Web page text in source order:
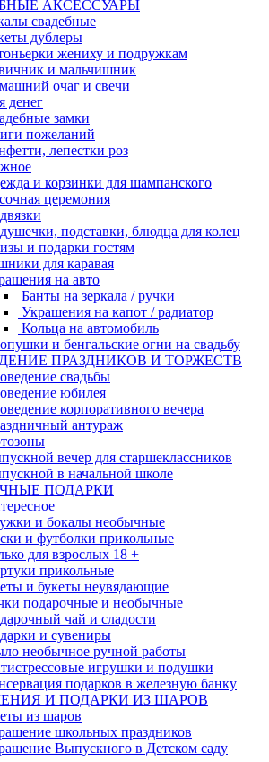
АКСЕССУАРЫ
свадебные
дублеры
жениху и подружкам
и мальчишник
очаг и свечи
денег
замки
пожеланий
лепестки роз
и корзинки для шампанского
церемония
подставки, блюдца для колец
и подарки гостям
для каравая
на авто
Банты на зеркала / ручки
Украшения на капот / радиатор
Кольца на автомобиль
и бенгальские огни на свадьбу
ПРАЗДНИКОВ И ТОРЖЕСТВ
свадьбы
юбилея
корпоративного вечера
антураж
вечер для старшеклассников
в начальной школе
ПОДАРКИ
и бокалы необычные
и футболки прикольные
для взрослых 18 +
прикольные
и букеты неувядающие
подарочные и необычные
чай и сладости
и сувениры
необычное ручной работы
игрушки и подушки
подарков в железную банку
И ПОДАРКИ ИЗ ШАРОВ
из шаров
школьных праздников
Выпускного в Детском саду